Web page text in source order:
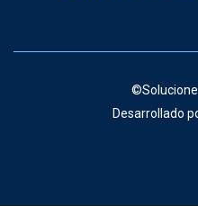
©
Desarrollado